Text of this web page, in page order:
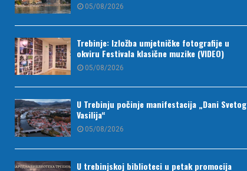
05/08/2026
Trebinje: Izložba umjetničke fotografije u
okviru Festivala klasične muzike (VIDEO)
05/08/2026
U Trebinju počinje manifestacija „Dani Svetog
Vasilija“
05/08/2026
U trebinjskoj biblioteci u petak promocija